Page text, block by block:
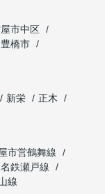
市中区
豊橋市
新栄
正木
市営鶴舞線
名鉄瀬戸線
線